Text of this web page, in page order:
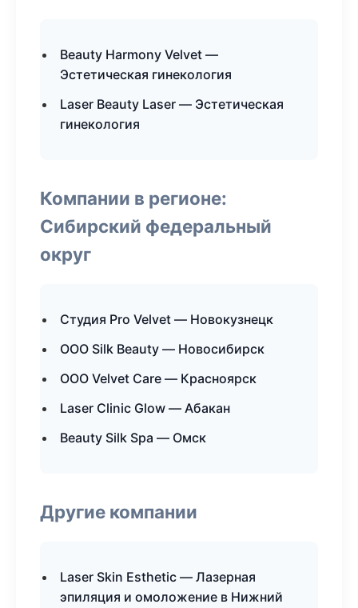
Beauty Harmony Velvet —
Эстетическая гинекология
Laser Beauty Laser — Эстетическая
гинекология
Компании в регионе:
Сибирский федеральный
округ
Студия Pro Velvet — Новокузнецк
ООО Silk Beauty — Новосибирск
ООО Velvet Care — Красноярск
Laser Clinic Glow — Абакан
Beauty Silk Spa — Омск
Другие компании
Laser Skin Esthetic — Лазерная
эпиляция и омоложение в Нижний